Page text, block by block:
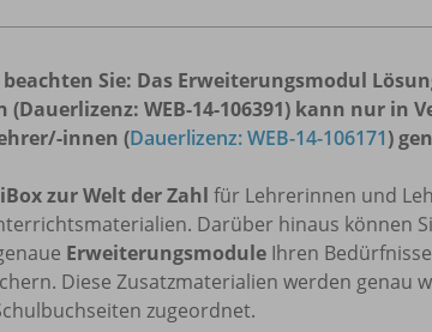
Sie: Das Erweiterungsmodul
(Dauerlizenz: WEB-14-106391) kann nur in
innen (Dauerlizenz: WEB-14-106171)
zurWelt der Zahl für Lehrerinnen und
Darüber hinaus können
Erweiterungsmodule Ihren
Diese Zusatzmaterialien werden genau
zugeordnet.